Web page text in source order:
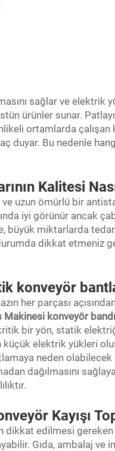
sağlar ve elektrik
ürünler sunar.
ortamlarda çalışan
duyar. Bu nedenle
Kalitesi
uzun ömürlü bir
iyi görünür ancak
büyük miktarlarda
dikkat etmeniz
konveyör
her parçası
Makinesi konveyör bandı
bir yön, statik
elektrik yükleri
neden olabilecek
dağılmasını
Kayışı
dikkat edilmesi gereken
Gıda, ambalaj